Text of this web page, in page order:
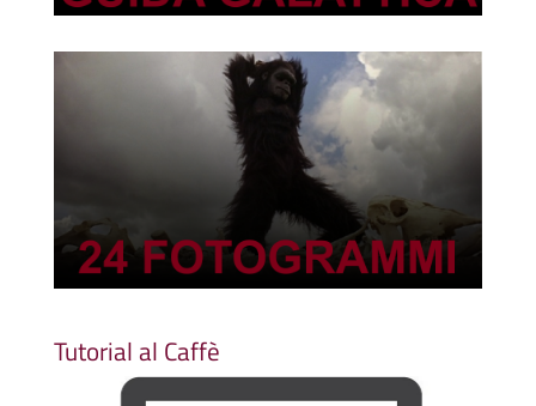
Tutorial al Caffè